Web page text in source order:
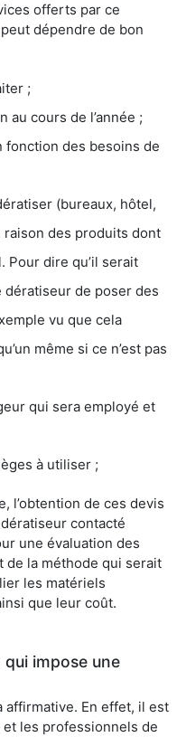
offerts par ce
dépendre de bon
;
au cours de l’année ;
fonction des besoins de
(bureaux, hôtel,
raison des produits dont
Pour dire qu’il serait
de poser des
vu que cela
même si ce n’est pas
qui sera employé et
à utiliser ;
l’obtention de ces devis
contacté
une évaluation des
de la méthode qui serait
les matériels
que leur coût.
impose une
En effet, il est
les professionnels de